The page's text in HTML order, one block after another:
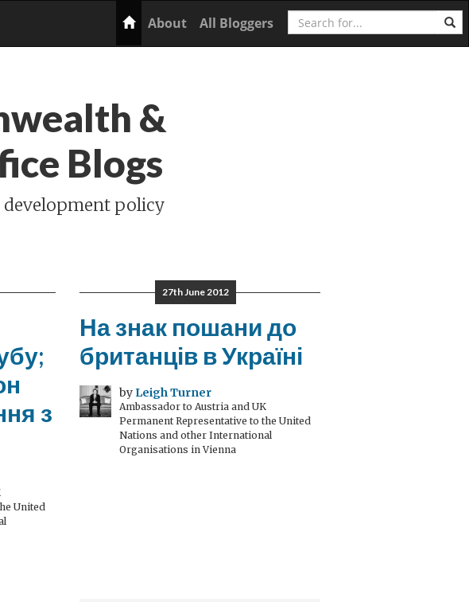
Home
About All Bloggers Search
&
Blogs
policy
з
United
27th June 2012
На знак пошани до
британців в Україні
by Leigh Turner
Ambassador to Austria and UK
Permanent Representative to the United
Nations and other International
Organisations in Vienna